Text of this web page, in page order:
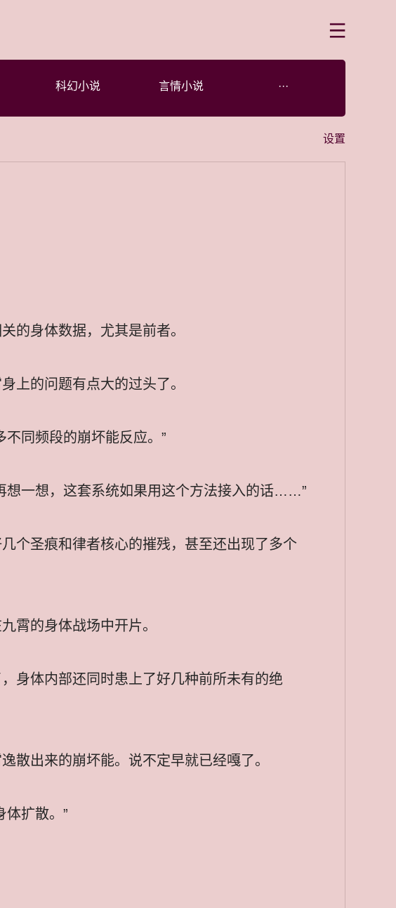
科幻小说 言情小说 ···
设置
的身体数据，尤其是前者。
上的问题有点大的过头了。
同频段的崩坏能反应。”
想一想，这套系统如果用这个方法接入的话……”
个圣痕和律者核心的摧残，甚至还出现了多个
霄的身体战场中开片。
身体内部还同时患上了好几种前所未有的绝
散出来的崩坏能。说不定早就已经嘎了。
体扩散。”